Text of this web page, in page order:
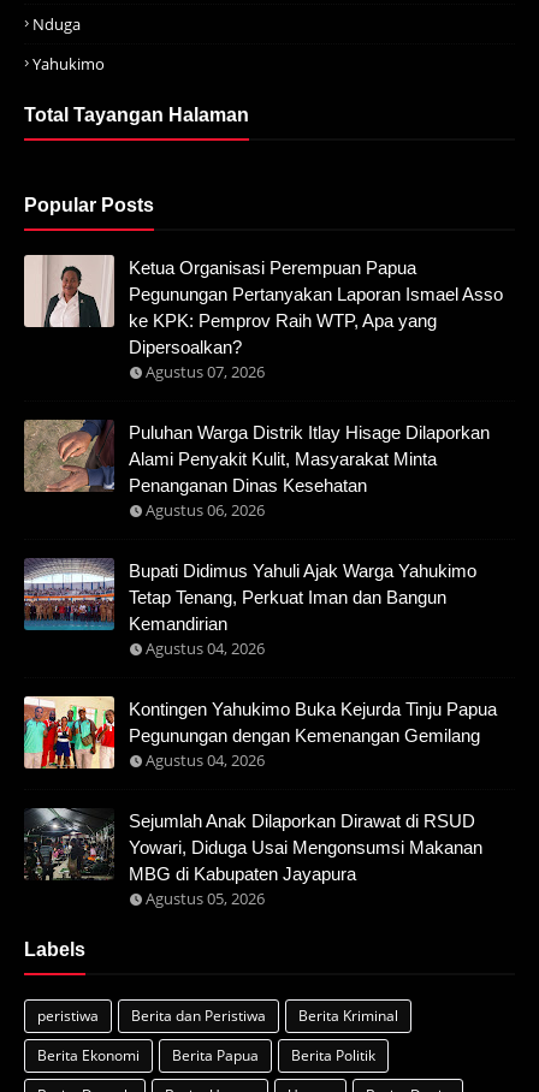
Nduga
Yahukimo
Total Tayangan Halaman
Popular Posts
Ketua Organisasi Perempuan Papua
Pegunungan Pertanyakan Laporan Ismael Asso
ke KPK: Pemprov Raih WTP, Apa yang
Dipersoalkan?
Agustus 07, 2026
Puluhan Warga Distrik Itlay Hisage Dilaporkan
Alami Penyakit Kulit, Masyarakat Minta
Penanganan Dinas Kesehatan
Agustus 06, 2026
Bupati Didimus Yahuli Ajak Warga Yahukimo
Tetap Tenang, Perkuat Iman dan Bangun
Kemandirian
Agustus 04, 2026
Kontingen Yahukimo Buka Kejurda Tinju Papua
Pegunungan dengan Kemenangan Gemilang
Agustus 04, 2026
Sejumlah Anak Dilaporkan Dirawat di RSUD
Yowari, Diduga Usai Mengonsumsi Makanan
MBG di Kabupaten Jayapura
Agustus 05, 2026
Labels
peristiwa Berita dan Peristiwa
Berita Kriminal
Berita Ekonomi
Berita Papua
Berita Politik